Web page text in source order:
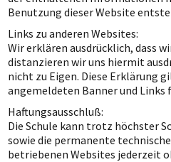
Benutzung dieser Website
Links zu anderen Websites:
Wir erklären ausdrücklich, dass
distanzieren wir uns hiermit
nicht zu Eigen. Diese Erklärung
angemeldeten Banner und Links
Haftungsausschluß:
Die Schule kann trotz höchster
sowie die permanente
betriebenen Websites jederzeit